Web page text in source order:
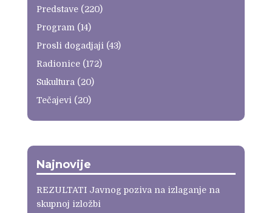
Predstave(220)
Program (14)
Prosli dogadjaji (43)
Radionice(172)
Sukultura (20)
Tečajevi (20)
Najnovije
REZULTATI Javnog poziva na izlaganje na
skupnoj izložbi